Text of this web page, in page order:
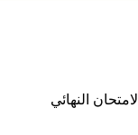
الامتحان النهائي